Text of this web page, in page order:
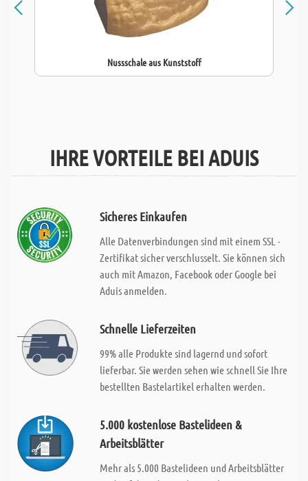
Nussschale aus Kunststoff
IHRE VORTEILE BEI ADUIS
Sicheres Einkaufen
Alle Datenverbindungen sind mit einem SSL -
Zertifikat sicher verschlusselt. Sie können sich
auch mit Amazon, Facebook oder Google bei
Aduis anmelden.
Schnelle Lieferzeiten
99% alle Produkte sind lagernd und sofort
lieferbar. Sie werden sehen wie schnell Sie Ihre
bestellten Bastelartikel erhalten werden.
5.000 kostenlose Bastelideen &
Arbeitsblätter
Mehr als 5.000 Bastelideen und Arbeitsblätter